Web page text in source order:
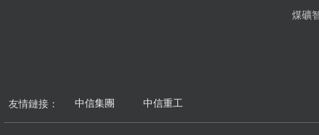
煤礦
中信集團 中信重工
友情鏈接：